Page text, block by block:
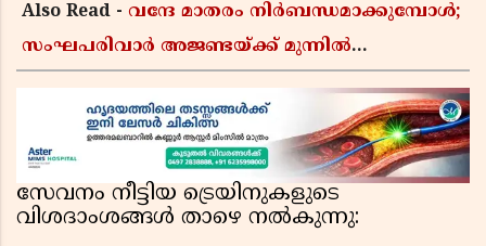
Also Read - വന്ദേ മാതരം നിർബന്ധമാക്കുമ്പോൾ;
സംഘപരിവാർ അജണ്ടയ്ക്ക് മുന്നിൽ
പാരമ്പര്യം?
സേവനം നീട്ടിയ ട്രെയിനുകളുടെ
വിശദാംശങ്ങൾ താഴെ നൽകുന്നു: